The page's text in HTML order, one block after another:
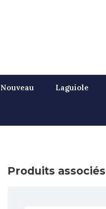
Nouveau Laguiole
Produits